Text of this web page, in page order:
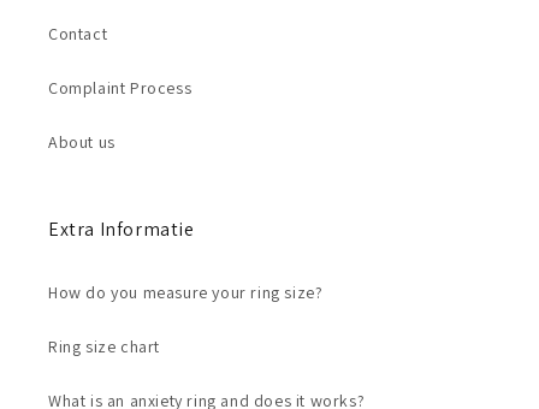
Contact
Complaint Process
About us
Extra Informatie
How do you measure your ring size?
Ring size chart
What is an anxiety ring and does it works?